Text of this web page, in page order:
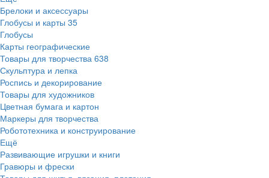
Брелоки и аксессуары
Глобусы и карты 35
Глобусы
Карты географические
Товары для творчества 638
Скульптура и лепка
Роспись и декорирование
Товары для художников
Цветная бумага и картон
Маркеры для творчества
Робототехника и конструирование
Ещё
Развивающие игрушки и книги
Гравюры и фрески